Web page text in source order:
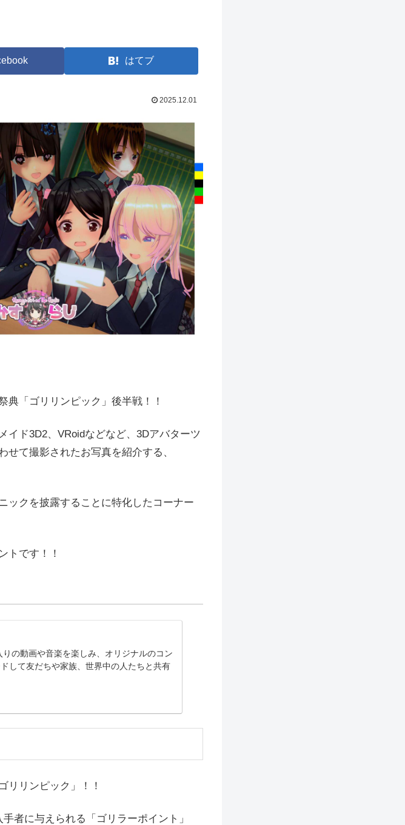
はてブ
2025.12.01
典「ゴリリンピック」後半戦！！
イド3D2、VRoidなどなど、3Dアバターツ
て撮影されたお写真を紹介する、
ックを披露することに特化したコーナー
トです！！
りの動画や音楽を楽しみ、オリジナルのコン
して友だちや家族、世界中の人たちと共有
リリンピック」！！
者に与えられる「ゴリラーポイント」